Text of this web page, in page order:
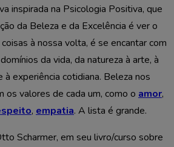
inspirada na Psicologia Positiva, que
da Beleza e da Excelência é ver o
à nossa volta, é se encantar com
da vida, da natureza à arte, à
à experiência cotidiana. Beleza nos
valores de cada um, como o amor,
, empatia. A lista é grande.
Scharmer, em seu livro/curso sobre